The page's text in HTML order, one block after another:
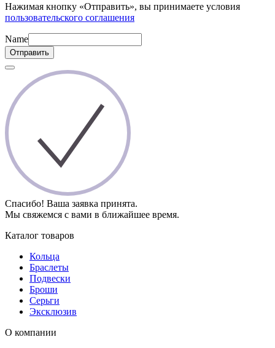
Нажимая кнопку «Отправить», вы принимаете условия
пользовательского соглашения
Name
Отправить
Спасибо! Ваша заявка принята.
Мы свяжемся с вами в ближайшее время.
Каталог товаров
Кольца
Браслеты
Подвески
Броши
Серьги
Эксклюзив
О компании